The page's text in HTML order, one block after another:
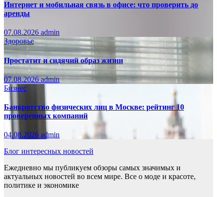
Интернет и мобильная связь в офисе: что проверить до
аренды
07.08.2026 admin
Здоровье
Простатит и сидячий образ жизни
07.08.2026admin
Бизнес
Банкротство физических лиц в Москве: рейтинг 10
проверенных компаний
04.08.2026 admin
Блог интересных новостей
Ежедневно мы публикуем обзоры самых значимых и
актуальных новостей во всем мире. Все о моде и красоте,
политике и экономике